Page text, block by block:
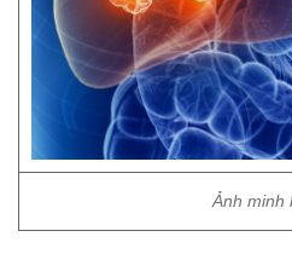
Ảnh minh